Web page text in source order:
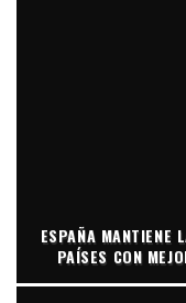
ESPAÑA MANTIENE
PAÍSES CON